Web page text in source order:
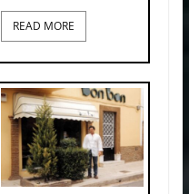
READ MORE